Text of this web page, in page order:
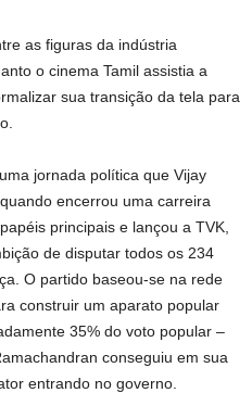
as figuras da indústria
o cinema Tamil assistia a
sua transição da tela para
jornada política que Vijay
encerrou uma carreira
principais e lançou a TVK,
de disputar todos os 234
O partido baseou-se na rede
construir um aparato popular
35% do voto popular –
conseguiu em sua
entrando no governo.